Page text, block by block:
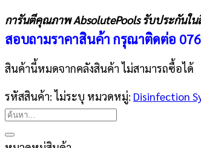
การันตีคุณภาพ AbsolutePools รับประกันใ
สอบถามราคาสินค้า กรุณาติดต่อ
สินค้านี้หมดจากคลังสินค้า ไม่สามารถซื้อได้
รหัสสินค้า: ไม่ระบุ หมวดหมู่: Disinfection
ค้นหา: